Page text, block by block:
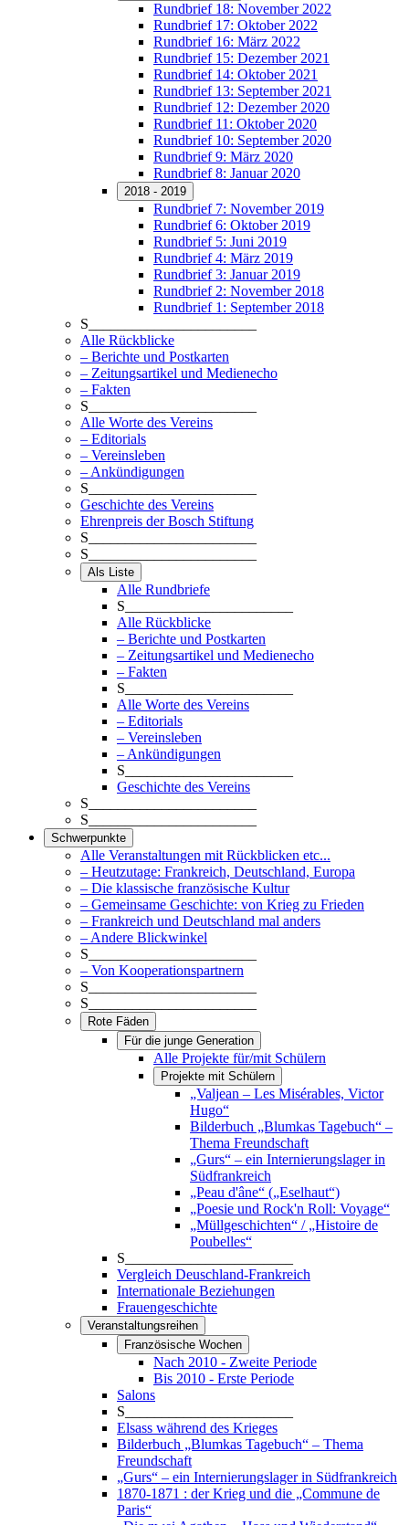
Rundbrief 18: November 2022
Rundbrief 17: Oktober 2022
Rundbrief 16: März 2022
Rundbrief 15: Dezember 2021
Rundbrief 14: Oktober 2021
Rundbrief 13: September 2021
Rundbrief 12: Dezember 2020
Rundbrief 11: Oktober 2020
Rundbrief 10: September 2020
Rundbrief 9: März 2020
Rundbrief 8: Januar 2020
2018 - 2019
Rundbrief 7: November 2019
Rundbrief 6: Oktober 2019
Rundbrief 5: Juni 2019
Rundbrief 4: März 2019
Rundbrief 3: Januar 2019
Rundbrief 2: November 2018
Rundbrief 1: September 2018
S_______________________
Alle Rückblicke
– Berichte und Postkarten
– Zeitungsartikel und Medienecho
– Fakten
S_______________________
Alle Worte des Vereins
– Editorials
– Vereinsleben
– Ankündigungen
S_______________________
Geschichte des Vereins
Ehrenpreis der Bosch Stiftung
S_______________________
S_______________________
Als Liste
Alle Rundbriefe
S_______________________
Alle Rückblicke
– Berichte und Postkarten
– Zeitungsartikel und Medienecho
– Fakten
S_______________________
Alle Worte des Vereins
– Editorials
– Vereinsleben
– Ankündigungen
S_______________________
Geschichte des Vereins
S_______________________
S_______________________
Schwerpunkte
Alle Veranstaltungen mit Rückblicken etc...
– Heutzutage: Frankreich, Deutschland, Europa
– Die klassische französische Kultur
– Gemeinsame Geschichte: von Krieg zu Frieden
– Frankreich und Deutschland mal anders
– Andere Blickwinkel
S_______________________
– Von Kooperationspartnern
S_______________________
S_______________________
Rote Fäden
Für die junge Generation
Alle Projekte für/mit Schülern
Projekte mit Schülern
„Valjean – Les Misérables, Victor
Hugo“
Bilderbuch „Blumkas Tagebuch“ –
Thema Freundschaft
„Gurs“ – ein Internierungslager in
Südfrankreich
„Peau d'âne“ („Eselhaut“)
„Poesie und Rock'n Roll: Voyage“
„Müllgeschichten“ / „Histoire de
Poubelles“
S_______________________
Vergleich Deuschland-Frankreich
Internationale Beziehungen
Frauengeschichte
Veranstaltungsreihen
Französische Wochen
Nach 2010 - Zweite Periode
Bis 2010 - Erste Periode
Salons
S_______________________
Elsass während des Krieges
Bilderbuch „Blumkas Tagebuch“ – Thema
Freundschaft
„Gurs“ – ein Internierungslager in Südfrankreich
1870-1871 : der Krieg und die „Commune de
Paris“